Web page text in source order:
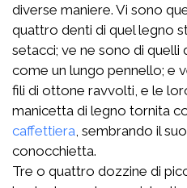
diverse maniere. Vi sono
quattro denti di quel legno
setacci; ve ne sono di quelli
come un lungo pennello; e
fili di ottone ravvolti, e le
manicetta di legno tornita
caffettiera , sembrando il
conocchietta.
Tre o quattro dozzine di